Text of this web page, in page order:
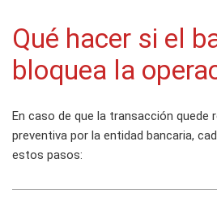
Qué hacer si el
bloquea la
En caso de que la transacción quede
preventiva por la entidad bancaria,
estos pasos: